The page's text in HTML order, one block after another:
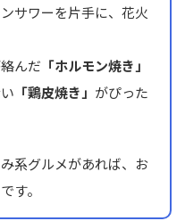
サワーを片手に、花火
んだ 「ホルモン焼き」
「鶏皮焼き」 がぴった
系グルメがあれば、お
す。